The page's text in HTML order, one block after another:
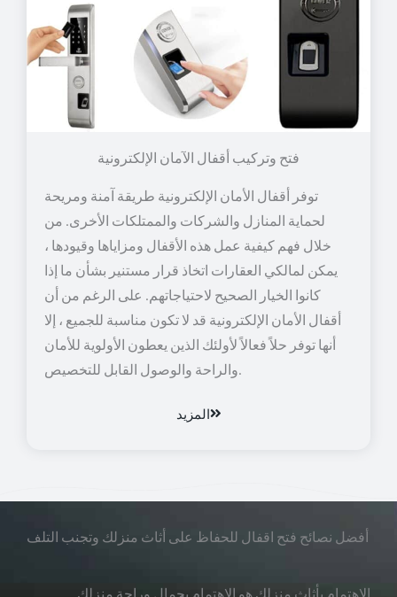
توفر أقفال الأمان الإلكترونية طريقة آمنة ومريحة
لحماية المنازل والشركات والممتلكات الأخرى. من
خلال فهم كيفية عمل هذه الأقفال ومزاياها وقيودها ،
يمكن لمالكي العقارات اتخاذ قرار مستنير بشأن ما إذا
كانوا الخيار الصحيح لاحتياجاتهم. على الرغم من أن
أقفال الأمان الإلكترونية قد لا تكون مناسبة للجميع ، إلا
أنها توفر حلاً فعالاً لأولئك الذين يعطون الأولوية للأمان
والراحة والوصول القابل للتخصيص.
المزيد
أفضل نصائح فتح اقفال للحفاظ على أثاث منزلك وتجنب التلف
الاهتمام بأثاث منزلك هو الاهتمام بجمال وراحة منزلك